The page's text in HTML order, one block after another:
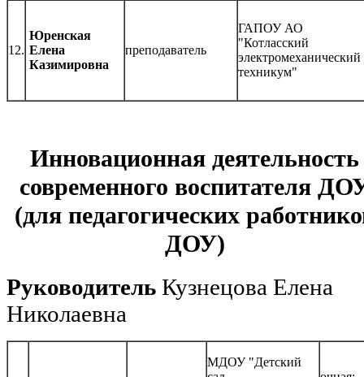
12.
Юренская
Елена
Казимировна
преподаватель
ГАПОУ АО
"Котласский
электромеханический
техникум"
Инновационная деятельность
современного воспитателя
(для педагогических
ДОУ)
Руководитель Кузнецова Елена
Николаевна
МДОУ "Детский